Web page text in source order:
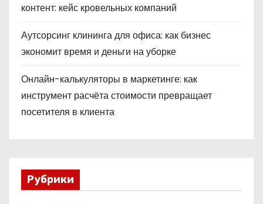
контент: кейс кровельных компаний
Аутсорсинг клининга для офиса: как бизнес
экономит время и деньги на уборке
Онлайн-калькуляторы в маркетинге: как
инструмент расчёта стоимости превращает
посетителя в клиента
Рубрики